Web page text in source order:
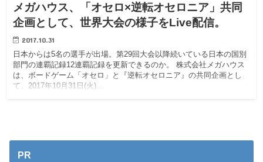
メガハウス、「オセロ×逆転オセロニア」共同
企画として、世界大会の様子をLive配信。
2017.10.31
日本からは5名の選手が出場。第29回大会以降続いている日本の国別
部門の連覇記録12連覇記録を更新できるのか。 株式会社メガハウス
は、ボードゲーム「オセロ」と『逆転オセロニア』の共同企画とし
て、2017年10月31日(火)…
PR